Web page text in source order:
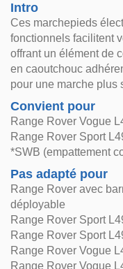
Intro
Ces marchepieds
fonctionnels facilitent
offrant un élément de
en caoutchouc
pour une marche plus
Convient pour
Range Rover Vogue
Range Rover Sport
*SWB (empattement
Pas adapté pour
Range Rover avec
déployable
Range Rover Sport
Range Rover Sport
Range Rover Vogue
Range Rover Vogue